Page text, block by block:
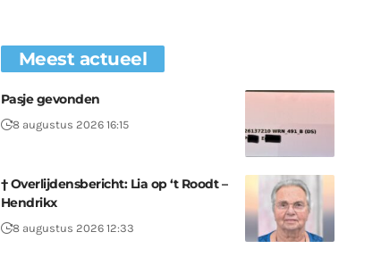
Meest actueel
Pasje gevonden
8 augustus 2026 16:15
† Overlijdensbericht: Lia op ‘t Roodt –
Hendrikx
8 augustus 2026 12:33